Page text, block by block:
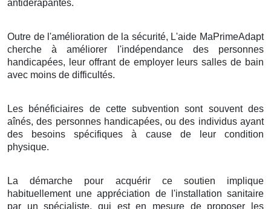
antidérapantes.
Outre de l'amélioration de la sécurité, L'aide MaPrimeAdapt
cherche à améliorer l'indépendance des personnes
handicapées, leur offrant de employer leurs salles de bain
avec moins de difficultés.
Les bénéficiaires de cette subvention sont souvent des
aînés, des personnes handicapées, ou des individus ayant
des besoins spécifiques à cause de leur condition
physique.
La démarche pour acquérir ce soutien implique
habituellement une appréciation de l'installation sanitaire
par un spécialiste, qui est en mesure de proposer les